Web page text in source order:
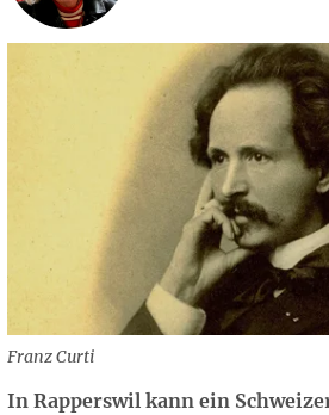
Franz Curti
In Rapperswil kann ein